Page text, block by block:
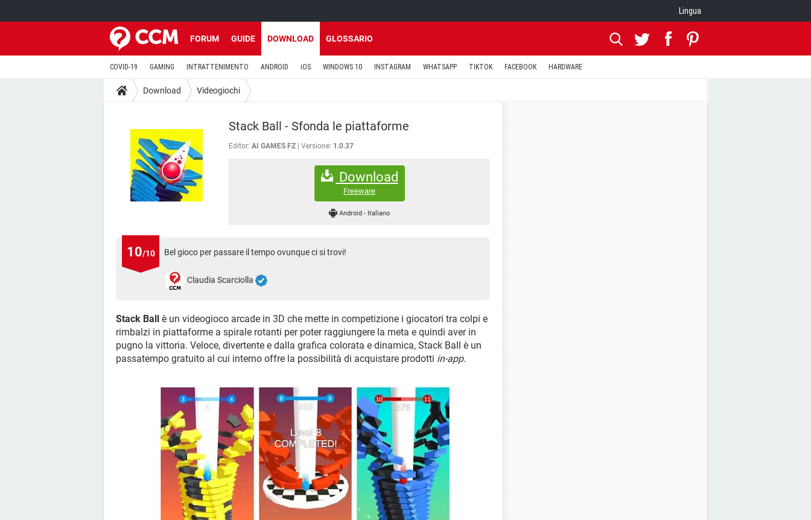
Lingua
FORUM GUIDE DOWNLOAD GLOSSARIO
COVID-19 GAMING INTRATTENIMENTO ANDROID iOS WINDOWS 10 INSTAGRAM WHATSAPP TIKTOK FACEBOOK HARDWARE
Download Videogiochi
Stack Ball - Sfonda le piattaforme
Editor: AI GAMES FZ Versione: 1.0.37
Download
Freeware
Android- Italiano
10/10 Bel gioco per passare il tempo ovunque ci si trovi!
Claudia Scarciolla
Stack Ball è un videogioco arcade in 3D che mette in competizione i giocatori tra colpi e
rimbalzi in piattaforme a spirale rotanti per poter raggiungere la meta e quindi aver in
pugno la vittoria. Veloce, divertente e dalla grafica colorata e dinamica, Stack Ball è un
passatempo gratuito al cui interno offre la possibilità di acquistare prodotti in-app.